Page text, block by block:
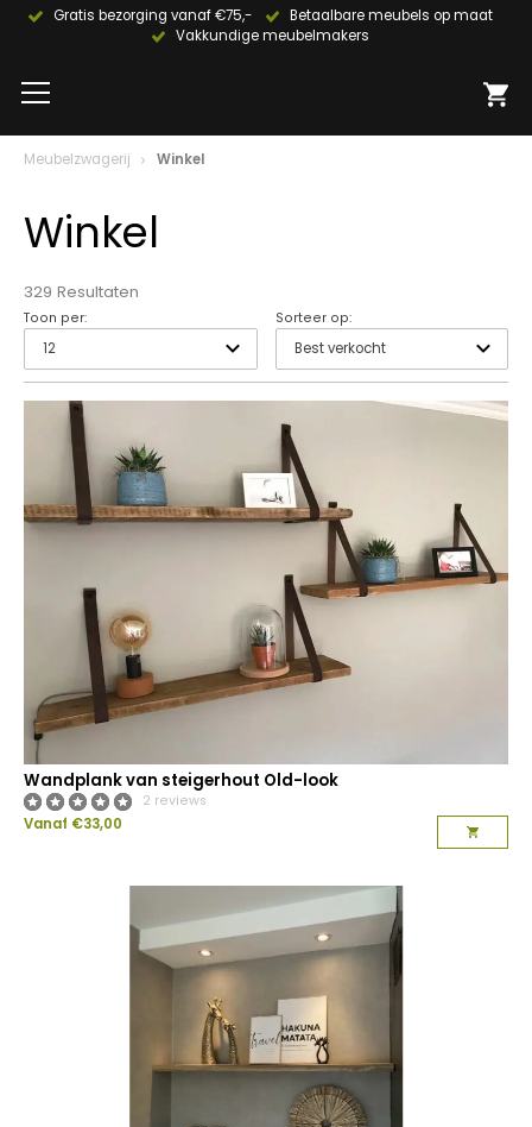
Gratis bezorging vanaf €75,-
Betaalbare meubels op maat
Vakkundige meubelmakers
Meubelzwagerij Winkel
Winkel
329 Resultaten
Toon per: Sorteer op:
Wandplank van steigerhout Old-look
2 reviews
Vanaf €33,00